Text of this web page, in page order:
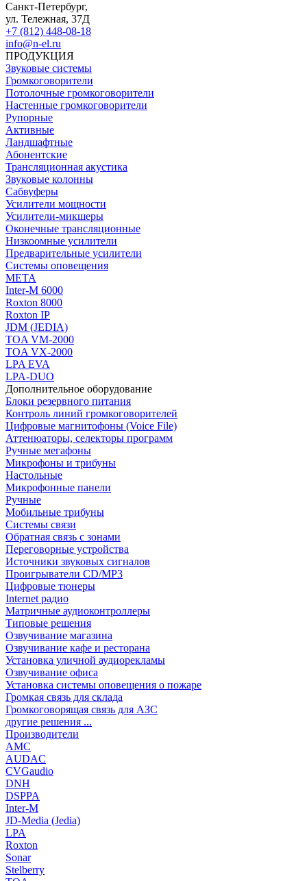
Санкт-Петербург,
ул. Тележная, 37Д
+7 (812) 448-08-18
info@n-el.ru
ПРОДУКЦИЯ
Звуковые системы
Громкоговорители
Потолочные громкоговорители
Настенные громкоговорители
Рупорные
Активные
Ландшафтные
Абонентские
Трансляционная акустика
Звуковые колонны
Сабвуферы
Усилители мощности
Усилители-микшеры
Оконечные трансляционные
Низкоомные усилители
Предварительные усилители
Системы оповещения
МЕТА
Inter-M 6000
Roxton 8000
Roxton IP
JDM (JEDIA)
TOA VM-2000
TOA VX-2000
LPA EVA
LPA-DUO
Дополнительное оборудование
Блоки резервного питания
Контроль линий громкоговорителей
Цифровые магнитофоны (Voice File)
Аттенюаторы, селекторы программ
Ручные мегафоны
Микрофоны и трибуны
Настольные
Микрофонные панели
Ручные
Мобильные трибуны
Системы связи
Обратная связь с зонами
Переговорные устройства
Источники звуковых сигналов
Проигрыватели CD/MP3
Цифровые тюнеры
Internet радио
Матричные аудиоконтроллеры
Типовые решения
Озвучивание магазина
Озвучивание кафе и ресторана
Установка уличной аудиорекламы
Озвучивание офиса
Установка системы оповещения о пожаре
Громкая связь для склада
Громкоговорящая связь для АЗС
другие решения ...
Производители
AMC
AUDAC
CVGaudio
DNH
DSPPA
Inter-M
JD-Media (Jedia)
LPA
Roxton
Sonar
Stelberry